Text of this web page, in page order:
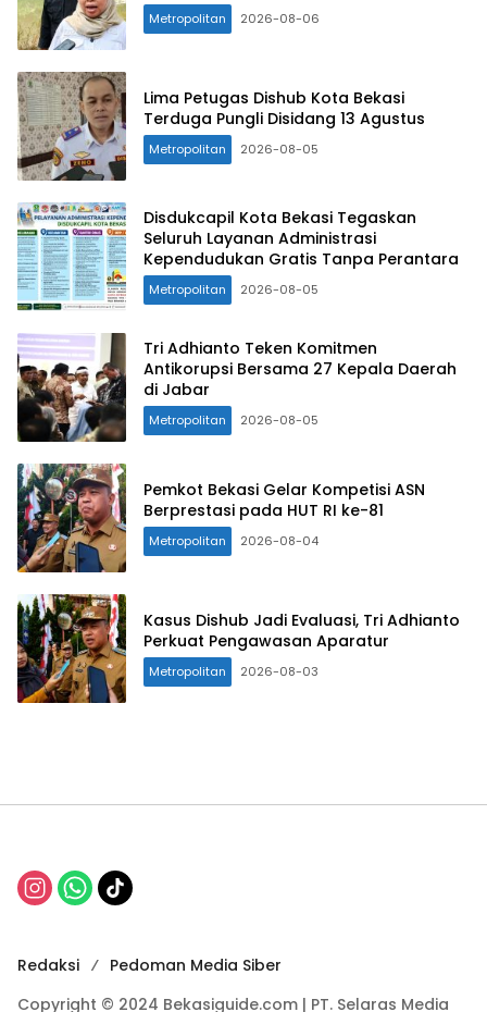
Metropolitan 2026-08-06
Lima Petugas Dishub Kota Bekasi
Terduga Pungli Disidang 13 Agustus
Metropolitan 2026-08-05
Disdukcapil Kota Bekasi Tegaskan
Seluruh Layanan Administrasi
Kependudukan Gratis Tanpa Perantara
Metropolitan 2026-08-05
Tri Adhianto Teken Komitmen
Antikorupsi Bersama 27 Kepala Daerah
di Jabar
Metropolitan 2026-08-05
Pemkot Bekasi Gelar Kompetisi ASN
Berprestasi pada HUT RI ke-81
Metropolitan 2026-08-04
Kasus Dishub Jadi Evaluasi, Tri Adhianto
Perkuat Pengawasan Aparatur
Metropolitan 2026-08-03
Redaksi
Pedoman Media Siber
Copyright © 2024 Bekasiguide.com | PT. Selaras Media